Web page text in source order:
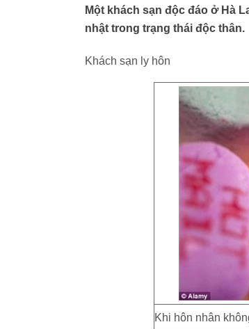
Một khách sạn độc đáo ở Hà
nhật trong trạng thái độc thân.
Khách sạn ly hôn
Khi hôn nhân